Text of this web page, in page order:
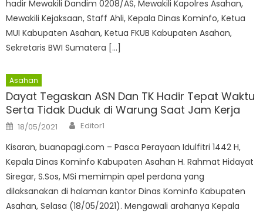
hadir Mewakili Dandim 0208/AS, Mewakili Kapolres Asahan,
Mewakili Kejaksaan, Staff Ahli, Kepala Dinas Kominfo, Ketua
MUI Kabupaten Asahan, Ketua FKUB Kabupaten Asahan,
Sekretaris BWI Sumatera […]
Asahan
Dayat Tegaskan ASN Dan TK Hadir Tepat Waktu
Serta Tidak Duduk di Warung Saat Jam Kerja
Posted
on
18/05/2021 Author
Editor1
Kisaran, buanapagi.com – Pasca Perayaan Idulfitri 1442 H,
Kepala Dinas Kominfo Kabupaten Asahan H. Rahmat Hidayat
Siregar, S.Sos, MSi memimpin apel perdana yang
dilaksanakan di halaman kantor Dinas Kominfo Kabupaten
Asahan, Selasa (18/05/2021). Mengawali arahanya Kepala